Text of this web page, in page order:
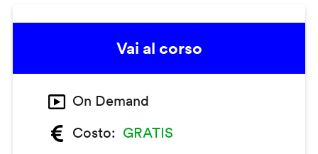
Vai al corso
On Demand
Costo
GRATIS